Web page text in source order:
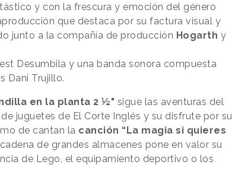
y con la frescura y emoción del género
que destaca por su factura visual y
junto a la compañía de producción Hogarth y
Desumbila y una banda sonora compuesta
Dani Trujillo.
en la planta 2 ½" sigue las aventuras del
juguetes de El Corte Inglés y su disfrute por su
de cantan la canción “La magia si quieres
de grandes almacenes pone en valor su
de Lego, el equipamiento deportivo o los